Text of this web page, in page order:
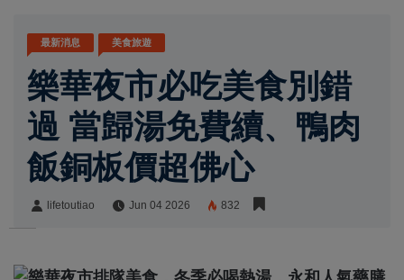
最新消息 美食旅遊
樂華夜市必吃美食別錯
過 當歸湯免費續、鴨肉
飯銅板價超佛心
lifetoutiao Jun 04 2026 832